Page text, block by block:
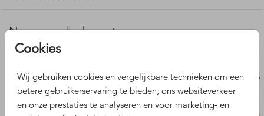
Cookies
Wij gebruiken cookies en vergelijkbare technieken om een
betere gebruikerservaring te bieden, ons websiteverkeer
en onze prestaties te analyseren en voor marketing- en
Nog meer leuke ontwerpen